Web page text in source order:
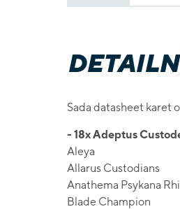
Sada datasheet karet
- 18x Adeptus
Aleya
Allarus Custodians
Anathema Psykana
Blade Champion